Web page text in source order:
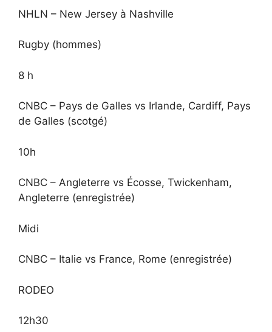
NHLN – New Jersey à Nashville
Rugby (hommes)
8 h
CNBC – Pays de Galles vs Irlande, Cardiff, Pays
de Galles (scotgé)
10h
CNBC – Angleterre vs Écosse, Twickenham,
Angleterre (enregistrée)
Midi
CNBC – Italie vs France, Rome (enregistrée)
RODEO
12h30